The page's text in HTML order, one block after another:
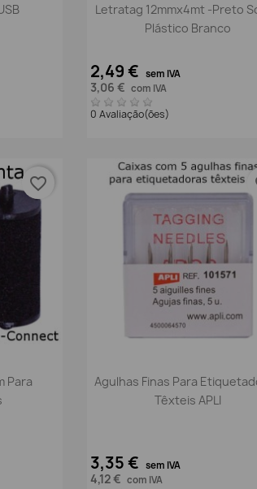
Letratag 12mmx4mt -preto
Plástico Branco
2,49 € sem IVA
3,06 € com IVA
0 Avaliação(ões)
Para
favorite_border
Vista rápida
Agulhas Finas Para
Têxteis APLI
3,35 € sem IVA
4,12 € com IVA